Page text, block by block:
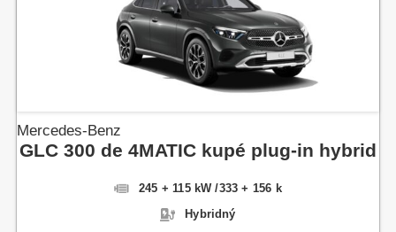
Mercedes-Benz
GLC 300 de 4MATIC kupé plug-in hybrid
245 + 115 kW/333 + 156 k
Hybridný